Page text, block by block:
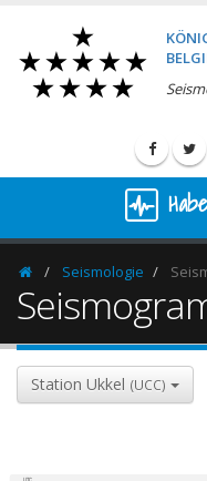
HomepageSeismologie
Station Ukkel (UCC)